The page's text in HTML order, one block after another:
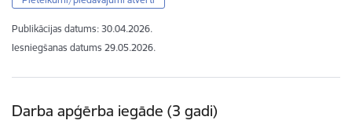
Publikācijas datums: 30.04.2026.
Iesniegšanas datums 29.05.2026.
Darba apģērba iegāde (3 gadi)